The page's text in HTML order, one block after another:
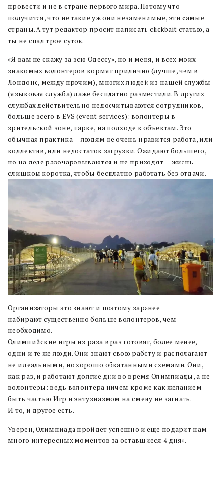
провести и не в стране первого мира. Потому что
получится, что не такие уж они незаменимые, эти самые
страны. А тут редактор просит написать clickbait статью, а
ты не спал трое суток.
«Я вам не скажу за всю Одессу», но и меня, и всех моих
знакомых волонтеров кормят прилично (лучше, чем в
Лондоне, между прочим), многих людей из нашей службы
(языковая служба) даже бесплатно разместили. В других
службах действительно недосчитываются сотрудников,
больше всего в EVS (event services): волонтеры в
зрительской зоне, парке, на подходе к объектам. Это
обычная практика — людям не очень нравится работа, или
коллектив, или недостаток загрузки. Ожидают большего,
но на деле разочаровываются и не приходят — жизнь
слишком коротка, чтобы бесплатно работать без отдачи.
Организаторы это знают и поэтому заранее
набирают существенно больше волонтеров, чем
необходимо.
Олимпийские игры из раза в раз готовят, более менее,
одни и те же люди. Они знают свою работу и располагают
не идеальными, но хорошо обкатанными схемами. Они,
как раз, и работают долгие дни во время Олимпиады, а не
волонтеры: ведь волонтера ничем кроме как желанием
быть частью Игр и энтузиазмом на смену не загнать.
И то, и другое есть.
Уверен, Олимпиада пройдет успешно и еще подарит нам
много интересных моментов за оставшиеся 4 дня».